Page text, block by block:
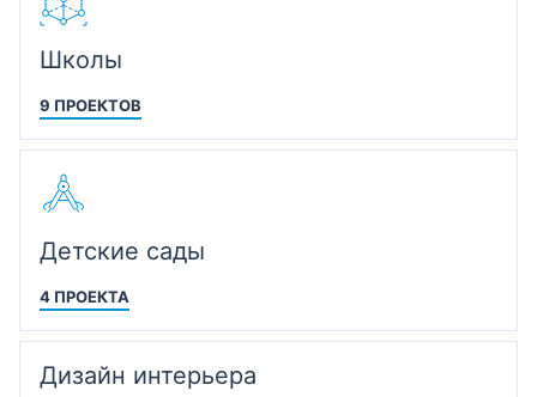
Школы
9 ПРОЕКТОВ
Детские сады
4 ПРОЕКТА
Дизайн интерьера